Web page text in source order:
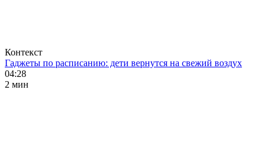
Контекст
Гаджеты по расписанию: дети вернутся на свежий воздух
04:28
2 мин